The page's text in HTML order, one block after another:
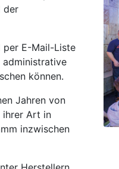
der
per E-Mail-Liste
administrative
können.
Jahren von
ihrer Art in
inzwischen